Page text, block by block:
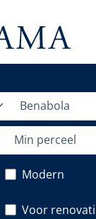
Benabola
Min perceel
Modern
Voor